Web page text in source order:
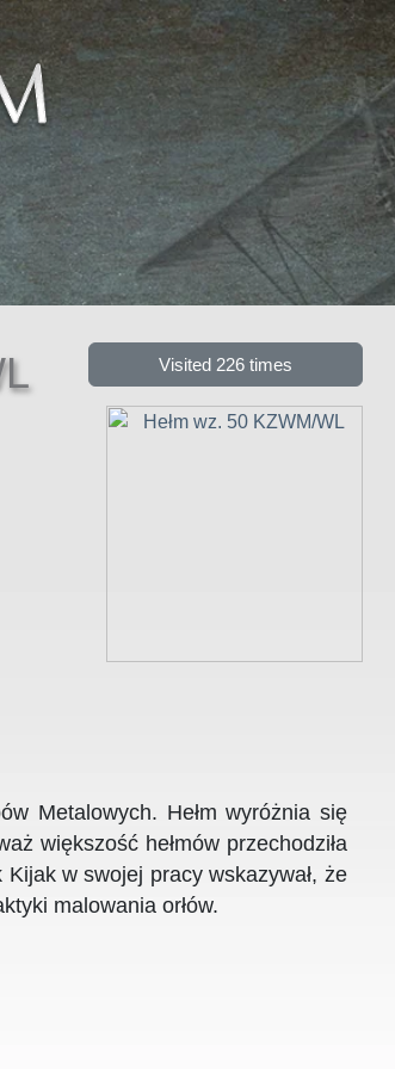
Visited 226 times
Metalowych. Hełm wyróżnia się
większość hełmów przechodziła
w swojej pracy wskazywał, że
malowania orłów.